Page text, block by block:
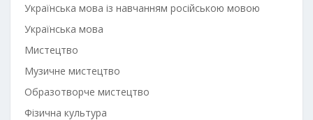
Українська мова із навчанням російською мовою
Українська мова
Мистецтво
Музичне мистецтво
Образотворче мистецтво
Фізична культура